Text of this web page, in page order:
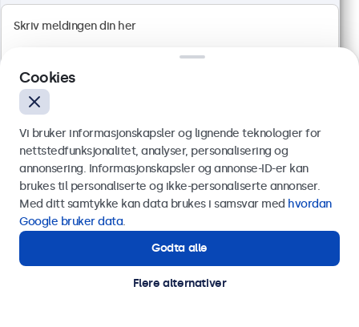
12" Touchskjerm Metall
HDMI, DisplayPort, USB-C, VGA
Montering: bord, innebygget, vegg
Ytre mål: 297 x 185 x 40 mm
4 899 kr
ekskl. MVA
Send
Eller ring oss på
Kontakt våre spesialister.
Cookies
Vi bruker informasjonskapsler og lignende teknologier for
nettstedfunksjonalitet, analyser, personalisering og
annonsering. Informasjonskapsler og annonse-ID-er kan
brukes til personaliserte og ikke-personaliserte annonser.
Med ditt samtykke kan data brukes i samsvar med hvordan
Google bruker data.
Godta alle
Flere alternativer